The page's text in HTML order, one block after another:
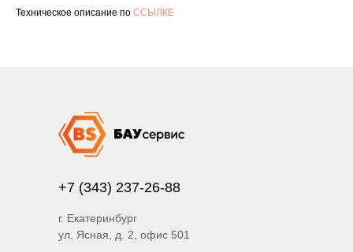
Техническое описание по ССЫЛКЕ
+7 (343) 237-26-88
г. Екатеринбург
ул. Ясная, д. 2, офис 501